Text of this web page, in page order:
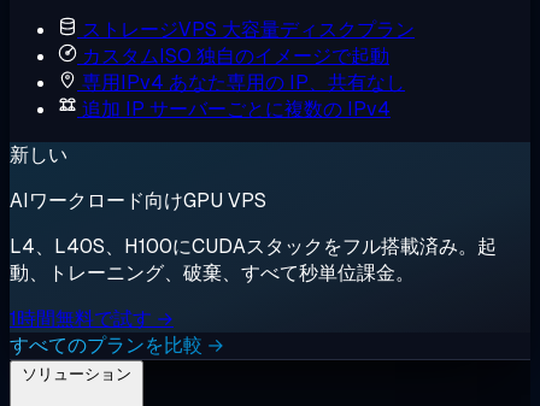
ストレージVPS 大容量ディスクプラン
カスタムISO 独自のイメージで起動
専用IPv4 あなた専用の IP、共有なし
追加 IP サーバーごとに複数の IPv4
新しい
AIワークロード向けGPU VPS
L4、L40S、H100にCUDAスタックをフル搭載済み。起
動、トレーニング、破棄、すべて秒単位課金。
1時間無料で試す →
すべてのプランを比較 →